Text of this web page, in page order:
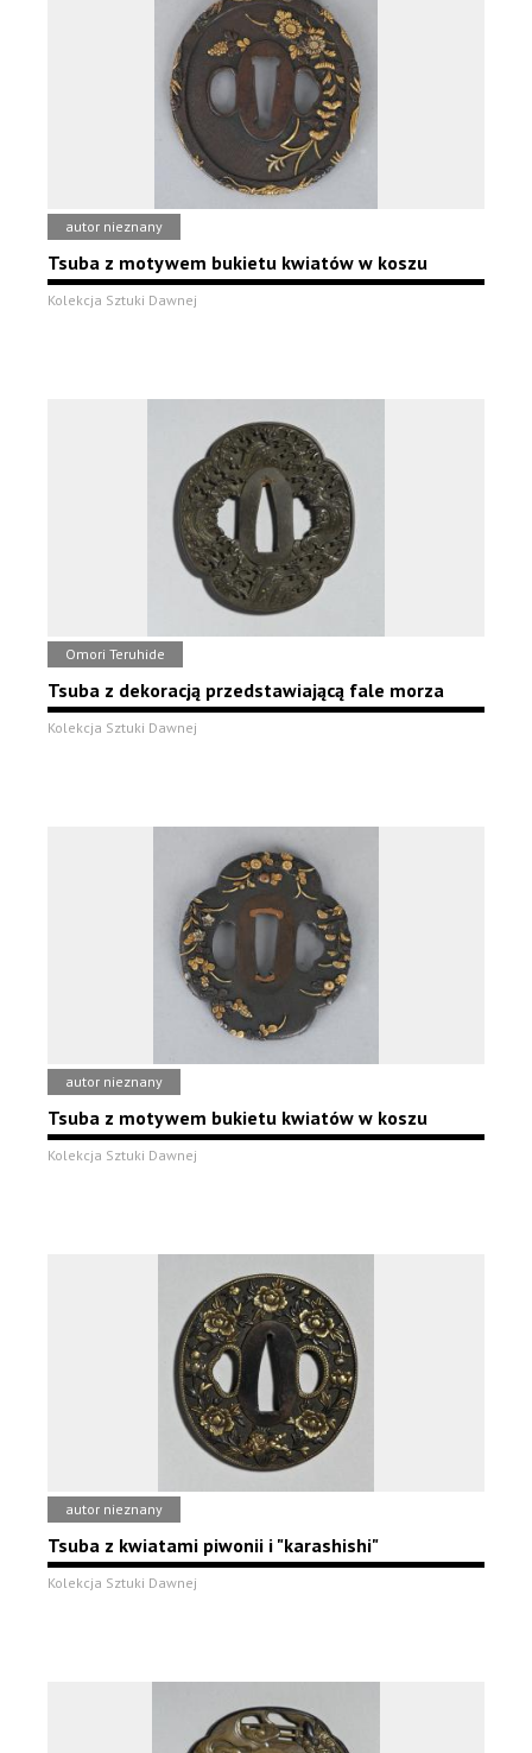
autor nieznany
Tsuba z motywem bukietu kwiatów w koszu
Kolekcja Sztuki Dawnej
Omori Teruhide
Tsuba z dekoracją przedstawiającą fale morza
Kolekcja Sztuki Dawnej
autor nieznany
Tsuba z motywem bukietu kwiatów w koszu
Kolekcja Sztuki Dawnej
autor nieznany
Tsuba z kwiatami piwonii i "karashishi"
Kolekcja Sztuki Dawnej